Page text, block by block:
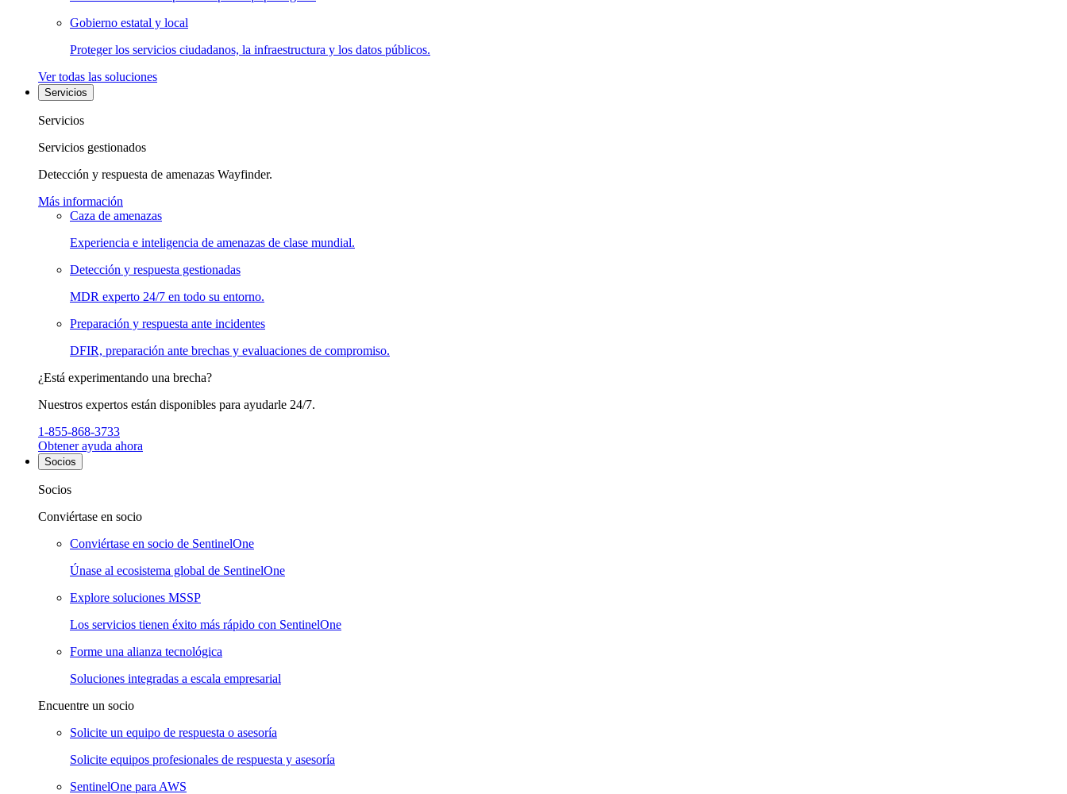
Gobierno estatal y local
Proteger los servicios ciudadanos, la infraestructura y los datos públicos.
Ver todas las soluciones
Servicios
Servicios
Servicios gestionados
Detección y respuesta de amenazas Wayfinder.
Más información
Caza de amenazas
Experiencia e inteligencia de amenazas de clase mundial.
Detección y respuesta gestionadas
MDR experto 24/7 en todo su entorno.
Preparación y respuesta ante incidentes
DFIR, preparación ante brechas y evaluaciones de compromiso.
¿Está experimentando una brecha?
Nuestros expertos están disponibles para ayudarle 24/7.
1-855-868-3733
Obtener ayuda ahora
Socios
Socios
Conviértase en socio
Conviértase en socio de SentinelOne
Únase al ecosistema global de SentinelOne
Explore soluciones MSSP
Los servicios tienen éxito más rápido con SentinelOne
Forme una alianza tecnológica
Soluciones integradas a escala empresarial
Encuentre un socio
Solicite un equipo de respuesta o asesoría
Solicite equipos profesionales de respuesta y asesoría
SentinelOne para AWS